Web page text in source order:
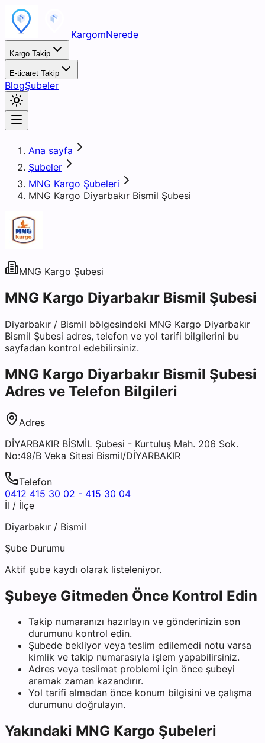
KargomNerede
Kargo Takip
E-ticaret Takip
BlogŞubeler
Ana sayfa
Şubeler
MNG Kargo Şubeleri
MNG Kargo Diyarbakır Bismil Şubesi
MNG Kargo Şubesi
MNG Kargo Diyarbakır Bismil Şubesi
Diyarbakır / Bismil bölgesindeki MNG Kargo Diyarbakır
Bismil Şubesi adres, telefon ve yol tarifi bilgilerini bu
sayfadan kontrol edebilirsiniz.
MNG Kargo Diyarbakır Bismil Şubesi
Adres ve Telefon Bilgileri
Adres
DİYARBAKIR BİSMİL Şubesi - Kurtuluş Mah. 206 Sok.
No:49/B Veka Sitesi Bismil/DİYARBAKIR
Telefon
0412 415 30 02 - 415 30 04
İl / İlçe
Diyarbakır / Bismil
Şube Durumu
Aktif şube kaydı olarak listeleniyor.
Şubeye Gitmeden Önce Kontrol Edin
Takip numaranızı hazırlayın ve gönderinizin son
durumunu kontrol edin.
Şubede bekliyor veya teslim edilemedi notu varsa
kimlik ve takip numarasıyla işlem yapabilirsiniz.
Adres veya teslimat problemi için önce şubeyi
aramak zaman kazandırır.
Yol tarifi almadan önce konum bilgisini ve çalışma
durumunu doğrulayın.
Yakındaki MNG Kargo Şubeleri